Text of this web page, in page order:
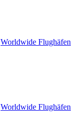
Worldwide Flughäfen
Worldwide Flughäfen